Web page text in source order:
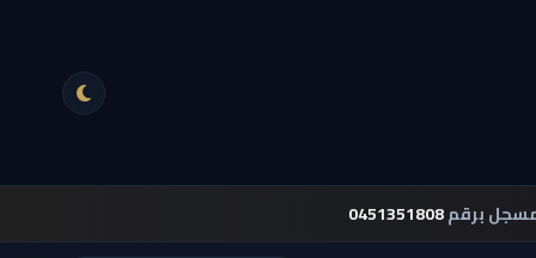
برقم0451351808